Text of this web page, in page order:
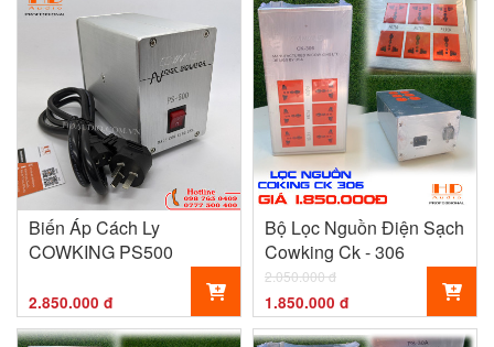
Biến Áp Cách Ly
COWKING PS500
2.850.000 đ
Bộ Lọc Nguồn Điện Sạch
Cowking Ck - 306
2.050.000 đ
1.850.000 đ